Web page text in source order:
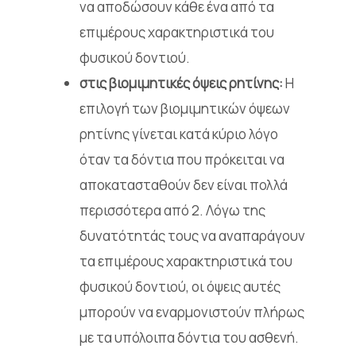
να αποδώσουν κάθε ένα από τα
επιμέρους χαρακτηριστικά του
φυσικού δοντιού.
στις βιομιμητικές όψεις ρητίνης:Η
επιλογή των βιομιμητικών όψεων
ρητίνης γίνεται κατά κύριο λόγο
όταν τα δόντια που πρόκειται να
αποκατασταθούν δεν είναι πολλά
περισσότερα από 2. Λόγω της
δυνατότητάς τους να αναπαράγουν
τα επιμέρους χαρακτηριστικά του
φυσικού δοντιού, οι όψεις αυτές
μπορούν να εναρμονιστούν πλήρως
με τα υπόλοιπα δόντια του ασθενή.